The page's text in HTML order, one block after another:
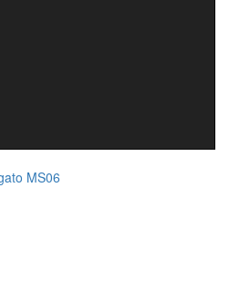
MS06